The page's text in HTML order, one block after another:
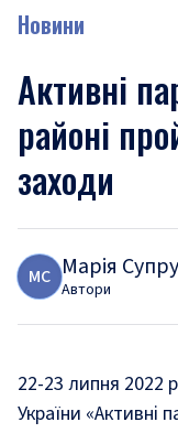
Новини
Активні
районі
заходи
МС Марія
Автори
22-23 липня 2022
України «Активні